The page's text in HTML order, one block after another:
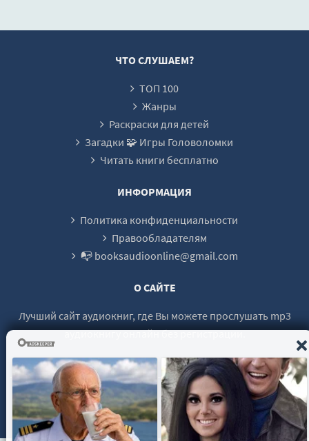
ЧТО СЛУШАЕМ?
ТОП 100
Жанры
Раскраски для детей
Загадки 🧩 Игры Головоломки
Читать книги бесплатно
ИНФОРМАЦИЯ
Политика конфиденциальности
Правообладателям
📭 booksaudioonline@gmail.com
О САЙТЕ
Лучший сайт аудиокниг, где Вы можете прослушать mp3
аудиокнигу онлайн без регистрации.
© 2021 - 2026 booksaudio-online.com Все права защищены.